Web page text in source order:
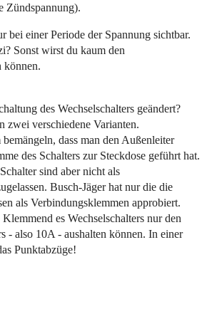
Zündspannung).
bei einer Periode der Spannung sichtbar.
Sonst wirst du kaum den
können.
des Wechselschalters geändert?
zwei verschiedene Varianten.
dass man den Außenleiter
des Schalters zur Steckdose geführt hat.
sind aber nicht als
Busch-Jäger hat nur die die
als Verbindungsklemmen approbiert.
es Wechselschalters nur den
- also 10A - aushalten können. In einer
Punktabzüge!